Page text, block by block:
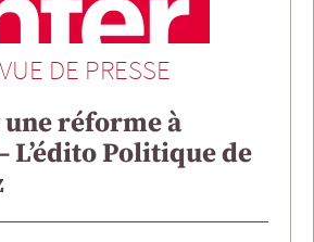
DE PRESSE
réforme à
Politique de